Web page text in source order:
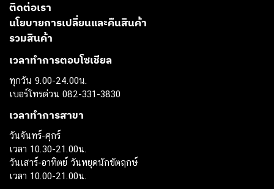
ติดต่อเรา
นโยบายการเปลี่ยนและคืนสินค้า
รวมสินค้า
เวลาทำการตอบโซเชียล
ทุกวัน 9.00-24.00น.
เบอร์โทรด่วน 082-331-3830
เวลาทำการสาขา
วันจันทร์-ศุกร์
เวลา 10.30-21.00น.
วันเสาร์-อาทิตย์ วันหยุดนักขัตฤกษ์
เวลา 10.00-21.00น.